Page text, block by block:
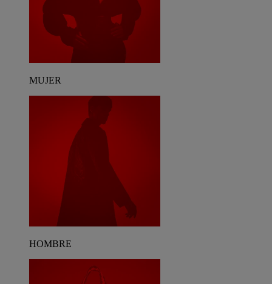
MUJER
HOMBRE